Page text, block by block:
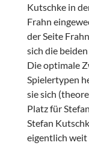
Kutschke in
Frahn
der Seite
sich die
Die optimale
Spielertypen
sie sich
Platz für
Stefan
eigentlich weit